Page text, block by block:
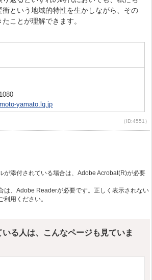
という地域的特性を生かしながら、その
ことが理解できます。
yamato.lg.jp
（ID:4551）
が添付されている場合は、Adobe Acrobat(R)が必要
は、Adobe Readerが必要です。正しく表示されない
利用ください。
る人は、こんなページも見ていま